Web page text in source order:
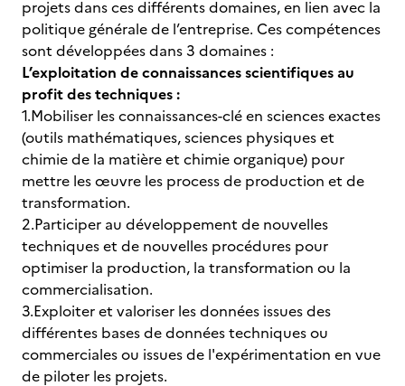
projets dans ces différents domaines, en lien avec la
politique générale de l’entreprise. Ces compétences
sont développées dans 3 domaines :
L’exploitation de connaissances scientifiques au
profit des techniques :
1.Mobiliser les connaissances-clé en sciences exactes
(outils mathématiques, sciences physiques et
chimie de la matière et chimie organique) pour
mettre les œuvre les process de production et de
transformation.
2.Participer au développement de nouvelles
techniques et de nouvelles procédures pour
optimiser la production, la transformation ou la
commercialisation.
3.Exploiter et valoriser les données issues des
différentes bases de données techniques ou
commerciales ou issues de l'expérimentation en vue
de piloter les projets.